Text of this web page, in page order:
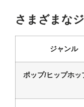
さまざまな
ジャンル
ポップ/ヒップホッ